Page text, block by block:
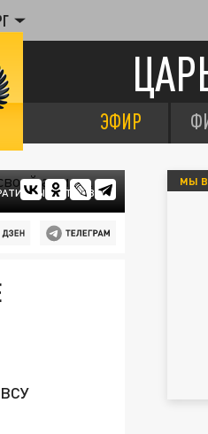
ЭФИР
ШТАБ ВСУ
МЫ В